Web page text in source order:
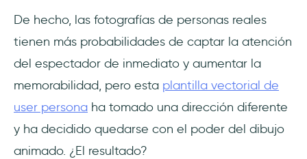
De hecho, las fotografías de personas reales
tienen más probabilidades de captar la atención
del espectador de inmediato y aumentar la
memorabilidad, pero esta plantilla vectorial de
user persona ha tomado una dirección diferente
y ha decidido quedarse con el poder del dibujo
animado. ¿El resultado?